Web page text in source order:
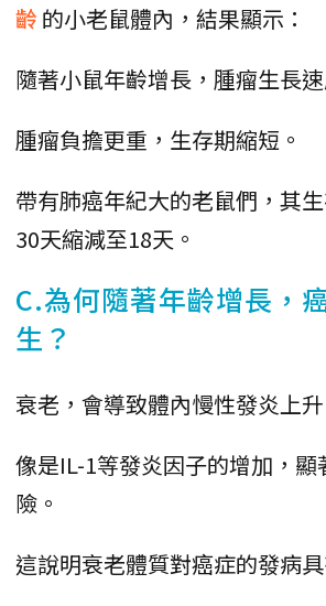
齡 的小老鼠體內，結果顯示：
隨著小鼠年齡增長，腫瘤生長速
腫瘤負擔更重，生存期縮短。
帶有肺癌年紀大的老鼠們，其
30天縮減至18天。
C.為何隨著年齡增長，
生？
衰老，會導致體內慢性發炎上升
像是IL-1等發炎因子的增加，顯
險。
這說明衰老體質對癌症的發病